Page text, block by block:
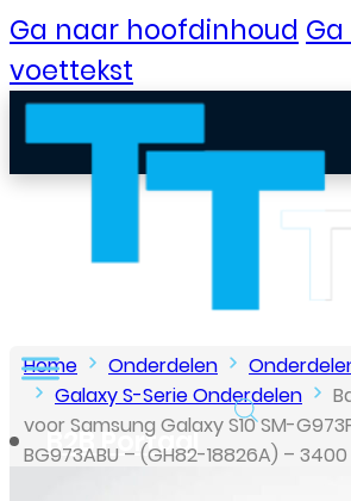
Ga naar hoofdinhoud
voettekst
B2B Portaal
Home Onderdelen
Galaxy S-Serie Onderdelen
voor Samsung Galaxy S10 SM-
BG973ABU – (GH82-18826A) –